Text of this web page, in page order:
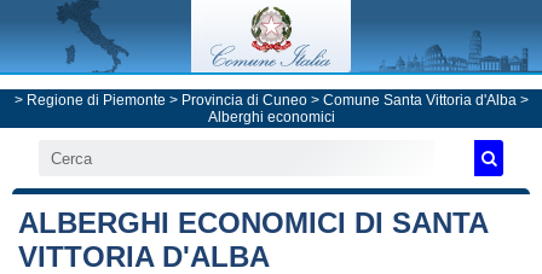
> Regione di Piemonte > Provincia di Cuneo> Comune Santa Vittoria d'Alba>
Alberghi economici
ALBERGHI ECONOMICI DI SANTA
VITTORIA D'ALBA